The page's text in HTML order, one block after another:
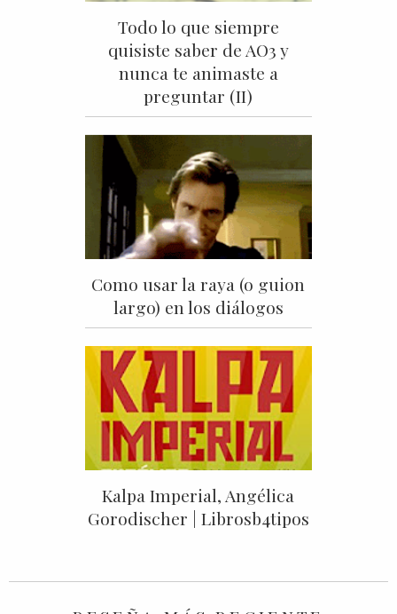
Todo lo que siempre
quisiste saber de AO3 y
nunca te animaste a
preguntar (II)
Como usar la raya (o guion
largo) en los diálogos
Kalpa Imperial, Angélica
Gorodischer | Librosb4tipos